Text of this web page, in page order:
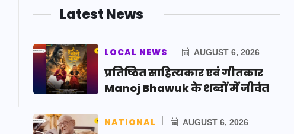
Latest News
LOCAL NEWS AUGUST 6, 2026
प्रतिष्ठित साहित्यकार एवं गीतकार
Manoj Bhawuk के शब्दों में जीवंत
NATIONAL AUGUST 6, 2026